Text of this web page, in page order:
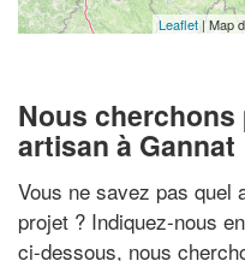
Leaflet| Map
Nous
artisan à Gannat
Vous ne savez pas quel
projet ? Indiquez-nous
ci-dessous, nous